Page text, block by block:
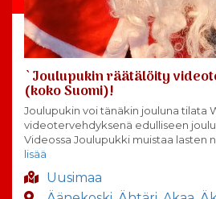
`Joulupukin räätälöity
(koko Suomi)!
Joulupukin voi tänäkin jouluna tilata
videotervehdyksenä edulliseen
Videossa Joulupukki muistaa lasten
lisää
Uusimaa